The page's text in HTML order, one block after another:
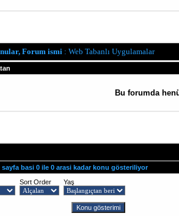
Forum ismi : Web Tabanlı Uygulamalar
Bu forumda
basi 0 ile 0 arasi kadar konu gösteriliyor
Sort Order Yaş